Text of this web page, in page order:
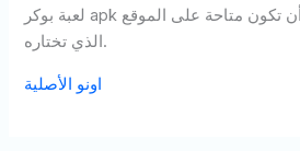
لعبة بوكر apk فمن الواضح أنها يجب أن تكون متاحة على الموقع
الذي تختاره.
اونو الأصلية